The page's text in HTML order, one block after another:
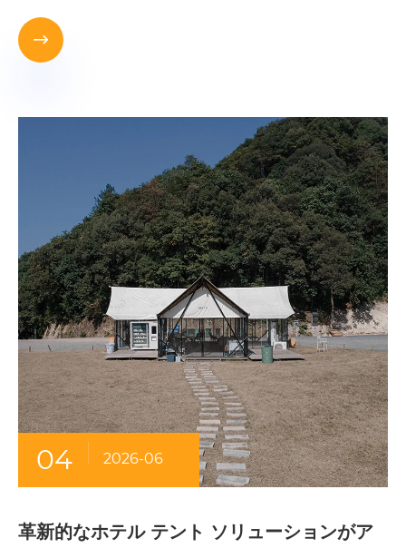

04 2026-06
革新的なホテル テント ソリューションがア